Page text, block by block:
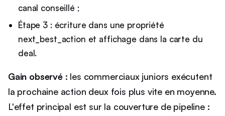
canal conseillé ;
Étape 3 : écriture dans une propriété
next_best_action et affichage dans la carte du
deal.
Gain observé : les commerciaux juniors exécutent
la prochaine action deux fois plus vite en moyenne.
L'effet principal est sur la couverture de pipeline :